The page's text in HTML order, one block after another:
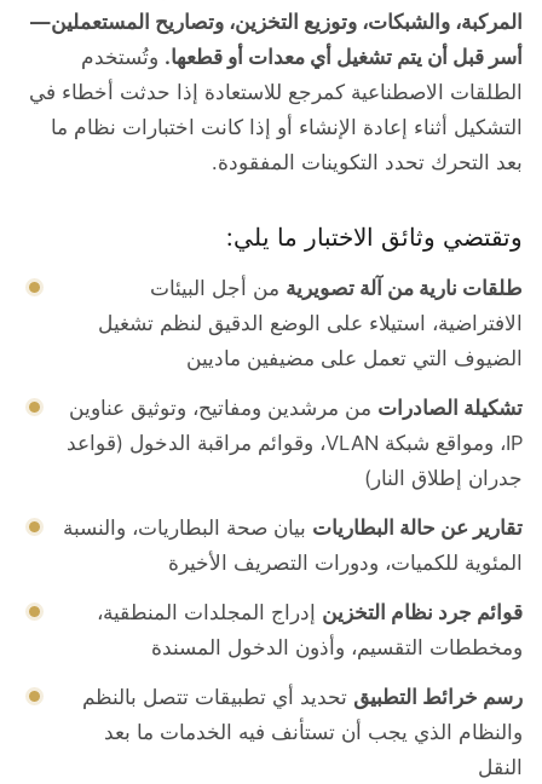
المركبة، والشبكات، وتوزيع التخزين، وتصاريح المستعملين—
أسر قبل أن يتم تشغيل أي معدات أو قطعها. وتُستخدم
الطلقات الاصطناعية كمرجع للاستعادة إذا حدثت أخطاء في
التشكيل أثناء إعادة الإنشاء أو إذا كانت اختبارات نظام ما
بعد التحرك تحدد التكوينات المفقودة.
وتقتضي وثائق الاختبار ما يلي:
طلقات نارية من آلة تصويرية من أجل البيئات
الافتراضية، استيلاء على الوضع الدقيق لنظم تشغيل
الضيوف التي تعمل على مضيفين ماديين
تشكيلة الصادرات من مرشدين ومفاتيح، وتوثيق عناوين
IP، ومواقع شبكة VLAN، وقوائم مراقبة الدخول (قواعد
جدران إطلاق النار)
تقارير عن حالة البطاريات بيان صحة البطاريات، والنسبة
المئوية للكميات، ودورات التصريف الأخيرة
قوائم جرد نظام التخزين إدراج المجلدات المنطقية،
ومخططات التقسيم، وأذون الدخول المسندة
رسم خرائط التطبيق تحديد أي تطبيقات تتصل بالنظم
والنظام الذي يجب أن تستأنف فيه الخدمات ما بعد
النقل